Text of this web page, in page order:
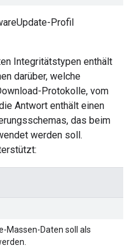
Profil
Integritätstypen enthält
darüber, welche
Protokolle, vom
Antwort enthält einen
das beim
werden soll.
Massen-Daten soll als